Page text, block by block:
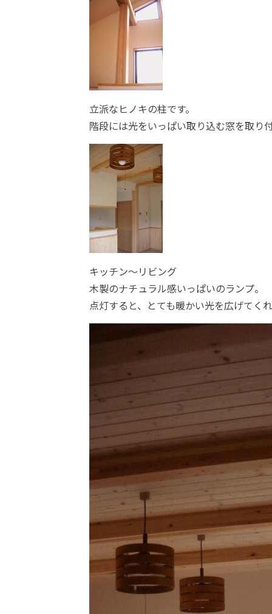
立派なヒノキの柱です。
階段には光をいっぱい取り込む窓を取り
キッチン～リビング
木製のナチュラル感いっぱいのランプ。
点灯すると、とても暖かい光を広げてく